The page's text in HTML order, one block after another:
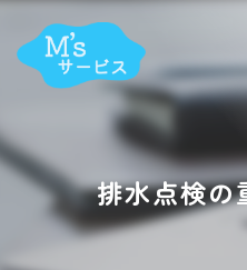
排水点検の